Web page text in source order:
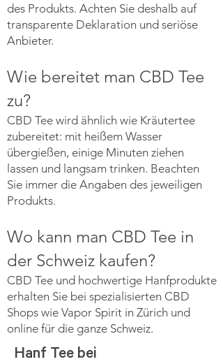
des Produkts. Achten Sie deshalb auf
transparente Deklaration und seriöse
Anbieter.
Wie bereitet man CBD Tee
zu?
CBD Tee wird ähnlich wie Kräutertee
zubereitet: mit heißem Wasser
übergießen, einige Minuten ziehen
lassen und langsam trinken. Beachten
Sie immer die Angaben des jeweiligen
Produkts.
Wo kann man CBD Tee in
der Schweiz kaufen?
CBD Tee und hochwertige Hanfprodukte
erhalten Sie bei spezialisierten CBD
Shops wie Vapor Spirit in Zürich und
online für die ganze Schweiz.
Hanf Tee bei